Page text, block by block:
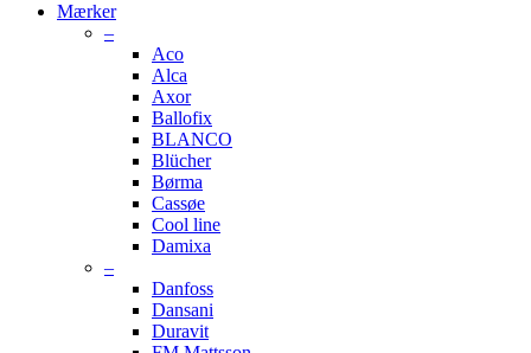
Mærker
–
Aco
Alca
Axor
Ballofix
BLANCO
Blücher
Børma
Cassøe
Cool line
Damixa
–
Danfoss
Dansani
Duravit